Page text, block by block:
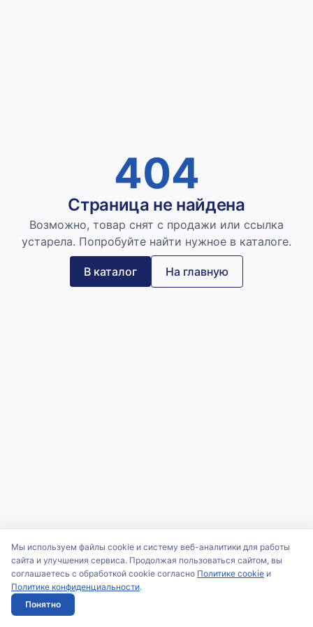
404
Страница не найдена
Возможно, товар снят с продажи или ссылка
устарела. Попробуйте найти нужное в каталоге.
В каталог На главную
Мы используем файлы cookie и систему веб-аналитики для работы
сайта и улучшения сервиса. Продолжая пользоваться сайтом, вы
соглашаетесь с обработкой cookie согласно Политике cookie и
Политике конфиденциальности.
Понятно